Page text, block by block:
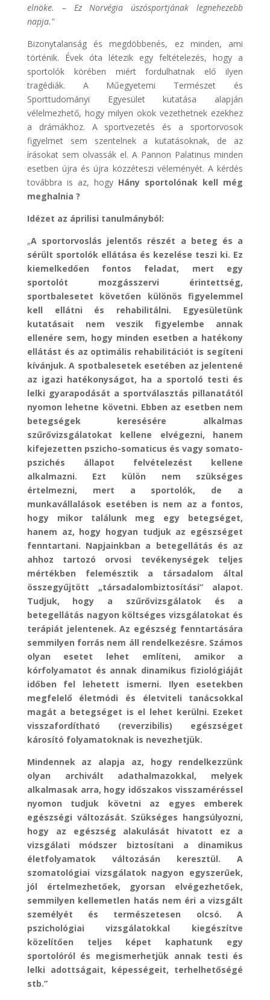
elnöke. – Ez Norvégia úszósportjának legnehezebb
napja."
Bizonytalanság és megdöbbenés, ez minden, ami
történik. Évek óta létezik egy feltételezés, hogy a
sportolók körében miért fordulhatnak elő ilyen
tragédiák. A Műegyetemi Természet és
Sporttudományi Egyesület kutatása alapján
vélelmezhető, hogy milyen okok vezethetnek ezekhez
a drámákhoz. A sportvezetés és a sportorvosok
figyelmet sem szentelnek a kutatásoknak, de az
írásokat sem olvassák el. A Pannon Palatinus minden
esetben újra és újra közzéteszi véleményét. A kérdés
továbbra is az, hogy Hány sportolónak kell még
meghalnia ?
Idézet az áprilisi tanulmányból:
„A sportorvoslás jelentős részét a beteg és a
sérült sportolók ellátása és kezelése teszi ki. Ez
kiemelkedően fontos feladat, mert egy
sportolót mozgásszervi érintettség,
sportbalesetet követően különös figyelemmel
kell ellátni és rehabilitálni. Egyesületünk
kutatásait nem veszik figyelembe annak
ellenére sem, hogy minden esetben a hatékony
ellátást és az optimális rehabilitációt is segíteni
kívánjuk. A spotbalesetek esetében az jelentené
az igazi hatékonyságot, ha a sportoló testi és
lelki gyarapodását a sportválasztás pillanatától
nyomon lehetne követni. Ebben az esetben nem
betegségek keresésére alkalmas
szűrővizsgálatokat kellene elvégezni, hanem
kifejezetten pszicho-somaticus és vagy somato-
pszichés állapot felvételezést kellene
alkalmazni. Ezt külön nem szükséges
értelmezni, mert a sportolók, de a
munkavállalások esetében is nem az a fontos,
hogy mikor találunk meg egy betegséget,
hanem az, hogy hogyan tudjuk az egészséget
fenntartani. Napjainkban a betegellátás és az
ahhoz tartozó orvosi tevékenységek teljes
mértékben felemésztik a társadalom által
összegyűjtött „társadalombiztosítási” alapot.
Tudjuk, hogy a szűrővizsgálatok és a
betegellátás nagyon költséges vizsgálatokat és
terápiát jelentenek. Az egészség fenntartására
semmilyen forrás nem áll rendelkezésre. Számos
olyan esetet lehet említeni, amikor a
kórfolyamatot és annak dinamikus fiziológiáját
időben fel lehetett ismerni. Ilyen esetekben
megfelelő életmódi és életviteli tanácsokkal
magát a betegséget is el lehet kerülni. Ezeket
visszafordítható (reverzibilis) egészséget
károsító folyamatoknak is nevezhetjük.
Mindennek az alapja az, hogy rendelkezzünk
olyan archivált adathalmazokkal, melyek
alkalmasak arra, hogy időszakos visszaméréssel
nyomon tudjuk követni az egyes emberek
egészségi változását. Szükséges hangsúlyozni,
hogy az egészség alakulását hivatott ez a
vizsgálati módszer biztosítani a dinamikus
életfolyamatok változásán keresztül. A
szomatológiai vizsgálatok nagyon egyszerűek,
jól értelmezhetőek, gyorsan elvégezhetőek,
semmilyen kellemetlen hatás nem éri a vizsgált
személyét és természetesen olcsó. A
pszichológiai vizsgálatokkal kiegészítve
közelítően teljes képet kaphatunk egy
sportolóról és megismerhetjük annak testi és
lelki adottságait, képességeit, terhelhetőségé
stb.”